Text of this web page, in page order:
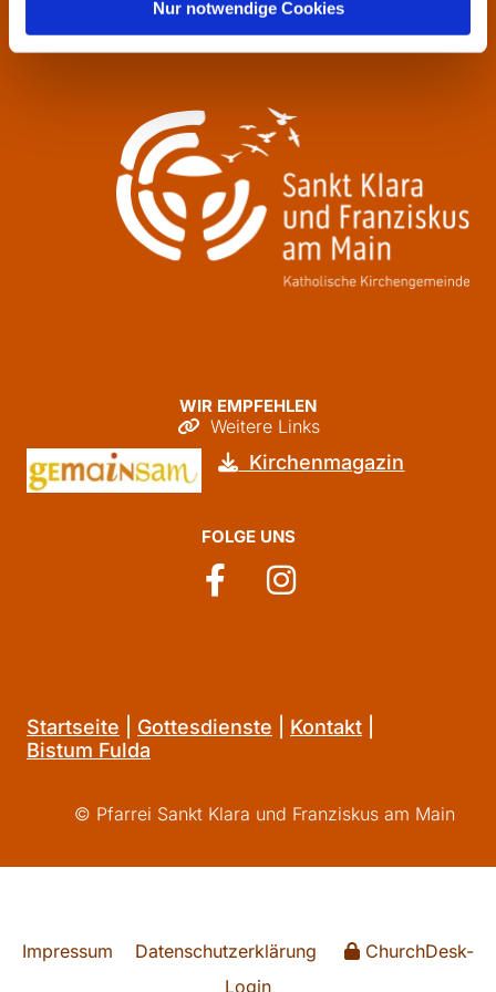
Nur notwendige Cookies
Freitag
09:30 - 12:00
WIR EMPFEHLEN
 Weitere Links
 Kirchenmagazin
FOLGE UNS
Startseite Gottesdienste Kontakt
Bistum Fulda
© Pfarrei Sankt Klara und Franziskus am Main
Impressum Datenschutzerklärung
ChurchDesk-
Login